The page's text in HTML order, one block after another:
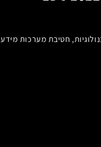
חטיבת מערכות מידע